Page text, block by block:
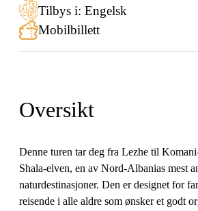
Tilbys i: Engelsk
Mobilbillett
Oversikt
Denne turen tar deg fra Lezhe til
Shala-elven, en av Nord-Albanias mest
naturdestinasjoner. Den er designet for
reisende i alle aldre som ønsker et godt